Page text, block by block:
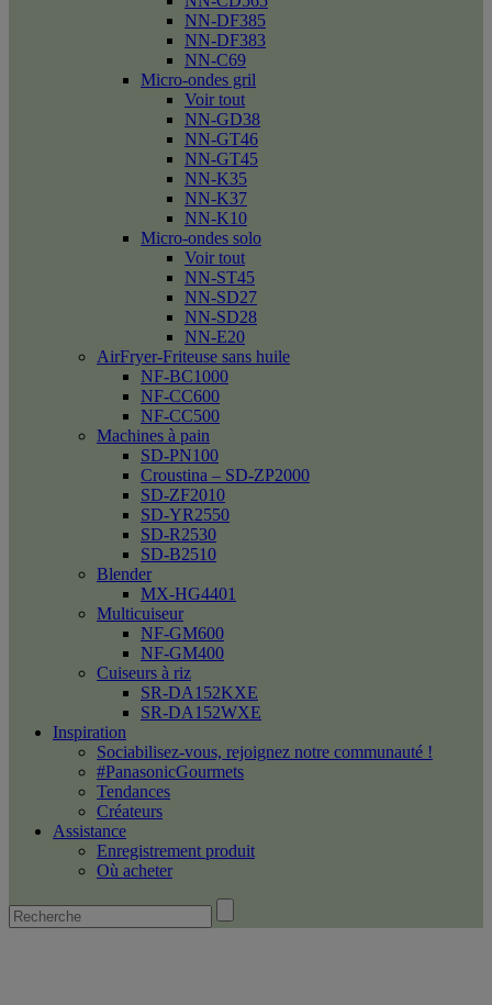
NN-DF385
NN-DF383
NN-C69
Micro-ondes gril
Voir tout
NN-GD38
NN-GT46
NN-GT45
NN-K35
NN-K37
NN-K10
Micro-ondes solo
Voir tout
NN-ST45
NN-SD27
NN-SD28
NN-E20
AirFryer-Friteuse sans huile
NF-BC1000
NF-CC600
NF-CC500
Machines à pain
SD-PN100
Croustina – SD-ZP2000
SD-ZF2010
SD-YR2550
SD-R2530
SD-B2510
Blender
MX-HG4401
Multicuiseur
NF-GM600
NF-GM400
Cuiseurs à riz
SR-DA152KXE
SR-DA152WXE
Inspiration
Sociabilisez-vous, rejoignez notre communauté !
#PanasonicGourmets
Tendances
Créateurs
Assistance
Enregistrement produit
Où acheter